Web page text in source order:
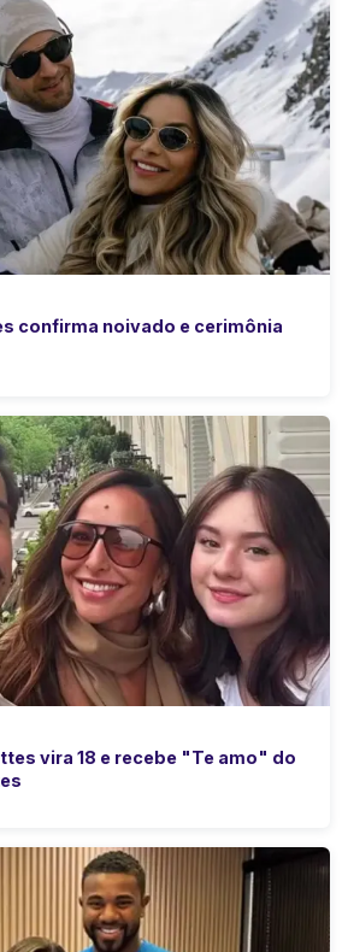
confirma noivado e cerimônia
vira 18 e recebe "Te amo" do